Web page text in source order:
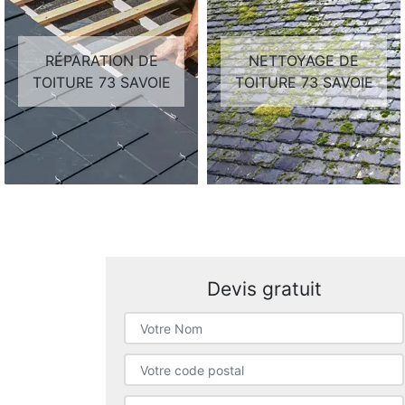
RÉPARATION DE
TOITURE 73 SAVOIE
NETTOYAGE DE
TOITURE 73 SAVOIE
Devis gratuit